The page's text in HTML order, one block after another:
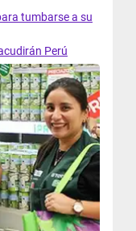
tumbarse a su
Perú